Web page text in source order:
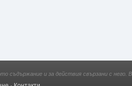
съдържание и за действия свързани с